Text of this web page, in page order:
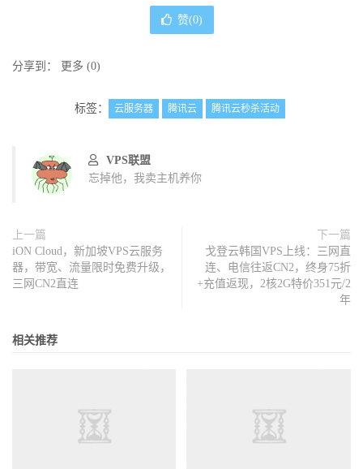
赞(0)
分享到： 更多 (0)
标签： 云服务器 腾讯云 腾讯云秒杀活动
VPS联盟
忘掉他，我卖主机养你
上一篇
iON Cloud，新加坡VPS云服务
器，带宽、流量限时免费升级，
三网CN2直连
下一篇
戈登云韩国VPS上线：三网直
连、电信往返CN2，终身75折
+充值返现，2核2G特价351元/2
年
相关推荐